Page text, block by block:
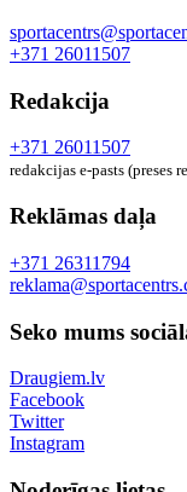
+371 26011507
Redakcija
+371 26011507
redakcijas e-pasts (preses
Reklāmas daļa
+371 26311794
Seko mums
Draugiem.lv
Facebook
Twitter
Instagram